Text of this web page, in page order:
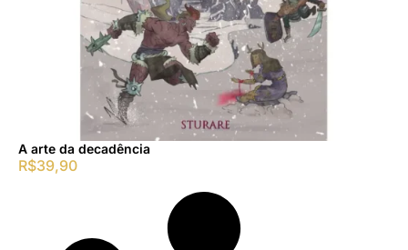
A arte da decadência
R$39,90